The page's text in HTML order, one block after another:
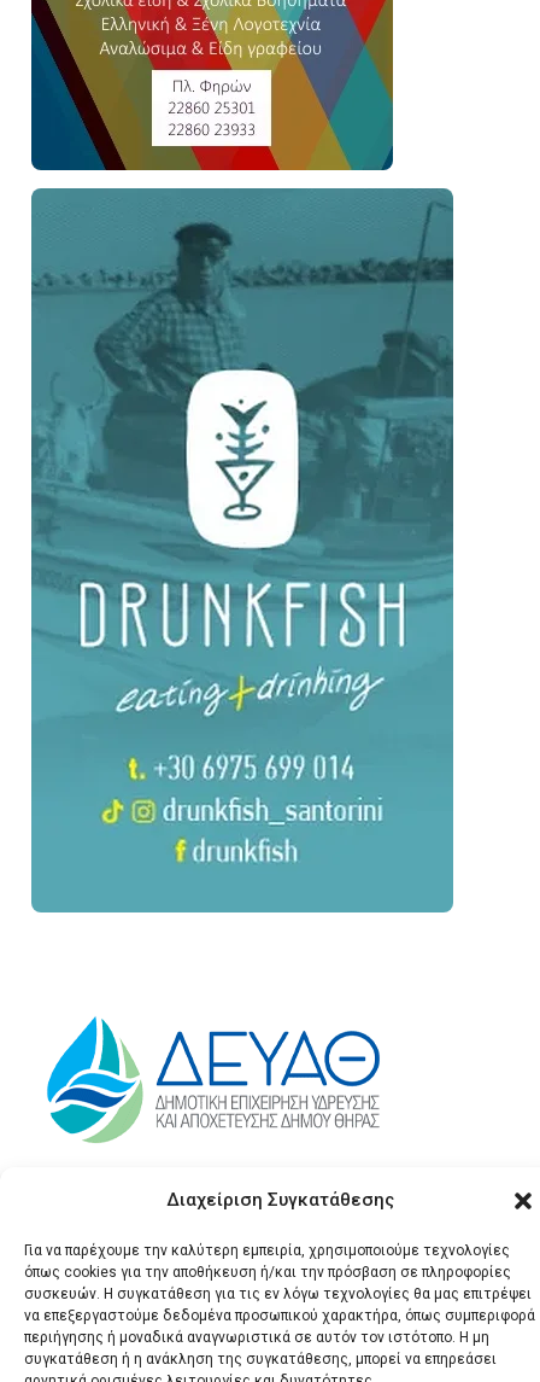
Διαχείριση Συγκατάθεσης
Για να παρέχουμε την καλύτερη εμπειρία, χρησιμοποιούμε τεχνολογίες
όπως cookies για την αποθήκευση ή/και την πρόσβαση σε πληροφορίες
συσκευών. Η συγκατάθεση για τις εν λόγω τεχνολογίες θα μας επιτρέψει
να επεξεργαστούμε δεδομένα προσωπικού χαρακτήρα, όπως συμπεριφορά
περιήγησης ή μοναδικά αναγνωριστικά σε αυτόν τον ιστότοπο. Η μη
συγκατάθεση ή η ανάκληση της συγκατάθεσης, μπορεί να επηρεάσει
© 2026 Santonews - Όλα